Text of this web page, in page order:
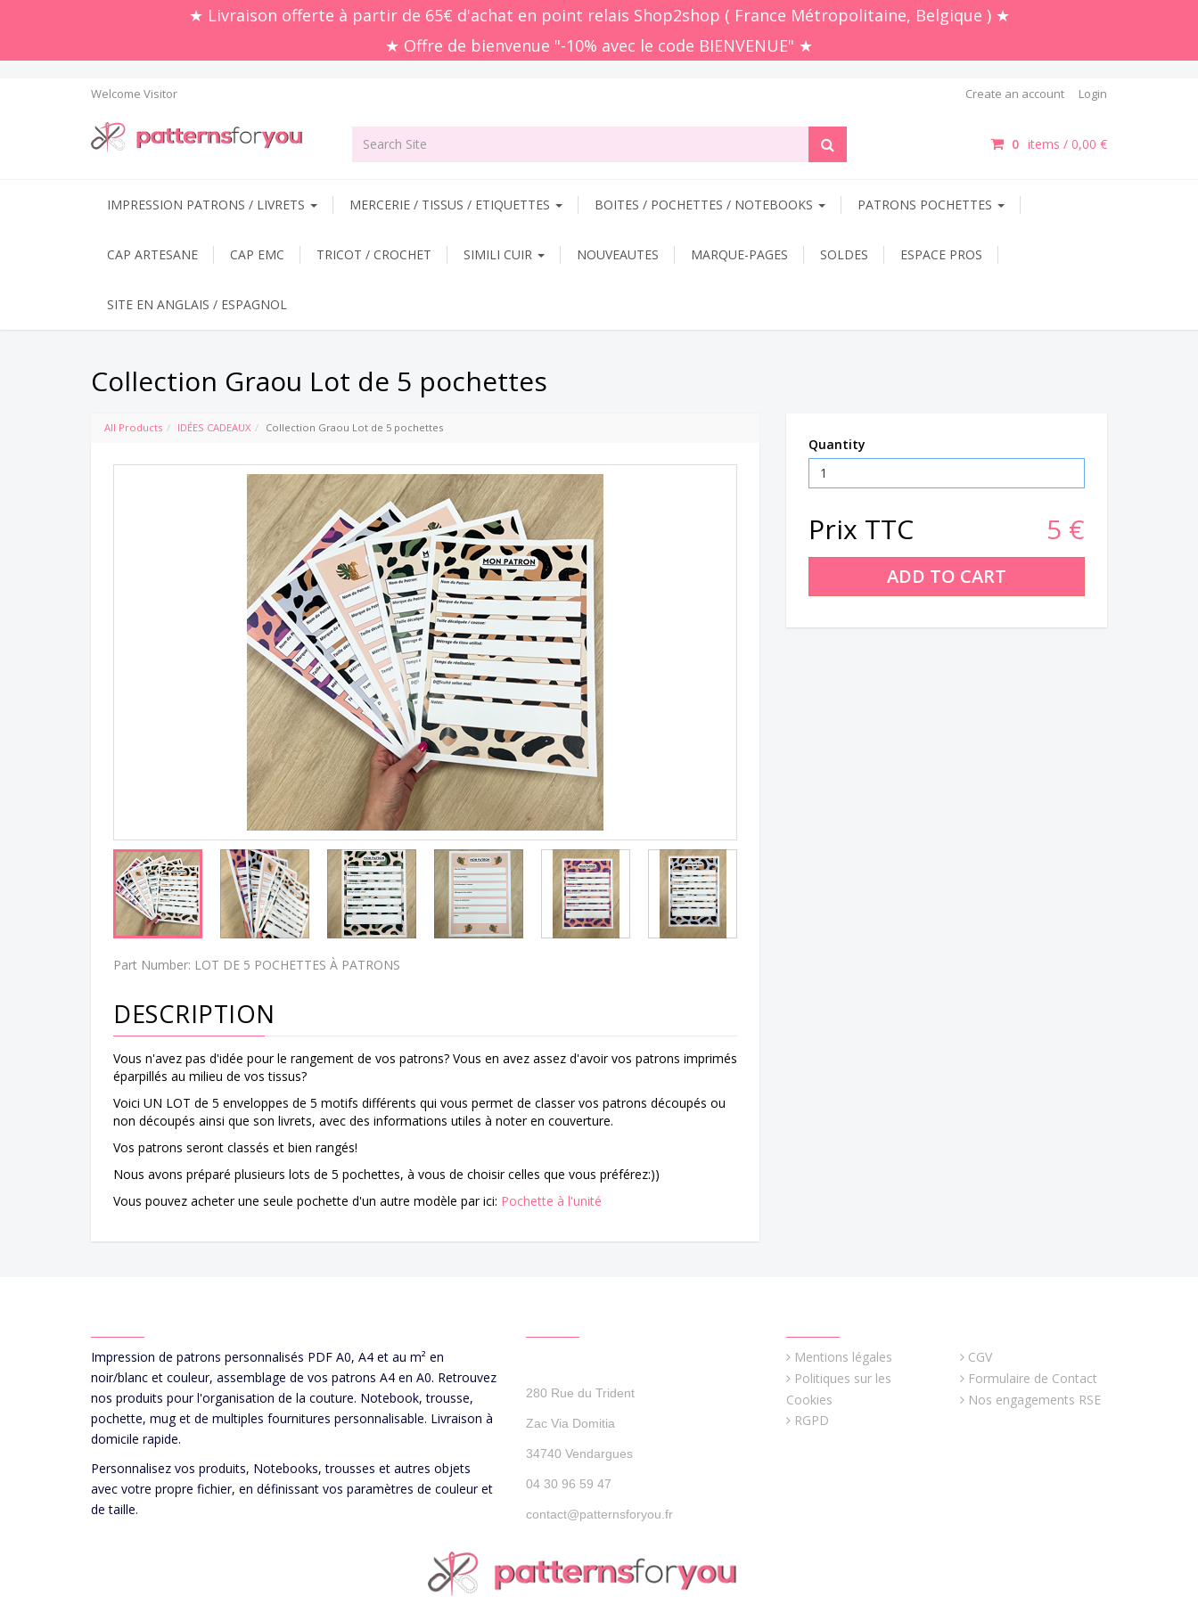
★ Livraison offerte à partir de 65€ d'achat en point relais Shop2shop ( France Métropolitaine, Belgique ) ★
★ Offre de bienvenue "-10% avec le code BIENVENUE" ★
Welcome Visitor Create an account Login
0 items / 0,00 €
IMPRESSION PATRONS / LIVRETS MERCERIE / TISSUS / ETIQUETTES BOITES / POCHETTES / NOTEBOOKS PATRONS POCHETTES
CAP ARTESANE CAP EMC TRICOT / CROCHET SIMILI CUIR NOUVEAUTES MARQUE-PAGES SOLDES ESPACE PROS
SITE EN ANGLAIS / ESPAGNOL
Collection Graou Lot de 5 pochettes
Quantity
Prix TTC 5 €
All Products IDÉES CADEAUX Collection Graou Lot de 5 pochettes
Part Number: LOT DE 5 POCHETTES À PATRONS
DESCRIPTION
Vous n'avez pas d'idée pour le rangement de vos patrons? Vous en avez assez d'avoir vos patrons imprimés
éparpillés au milieu de vos tissus?
Voici UN LOT de 5 enveloppes de 5 motifs différents qui vous permet de classer vos patrons découpés ou
non découpés ainsi que son livrets, avec des informations utiles à noter en couverture.
Vos patrons seront classés et bien rangés!
Nous avons préparé plusieurs lots de 5 pochettes, à vous de choisir celles que vous préférez:))
Vous pouvez acheter une seule pochette d'un autre modèle par ici: Pochette à l'unité
Impression de patrons personnalisés PDF A0, A4 et au m² en
noir/blanc et couleur, assemblage de vos patrons A4 en A0. Retrouvez
nos produits pour l'organisation de la couture. Notebook, trousse,
pochette, mug et de multiples fournitures personnalisable. Livraison à
domicile rapide.
Personnalisez vos produits, Notebooks, trousses et autres objets
avec votre propre fichier, en définissant vos paramètres de couleur et
de taille.
280 Rue du Trident
Zac Via Domitia
34740 Vendargues
04 30 96 59 47
contact@patternsforyou.fr
Mentions légales
Politiques sur les
Cookies
RGPD
CGV
Formulaire de Contact
Nos engagements RSE